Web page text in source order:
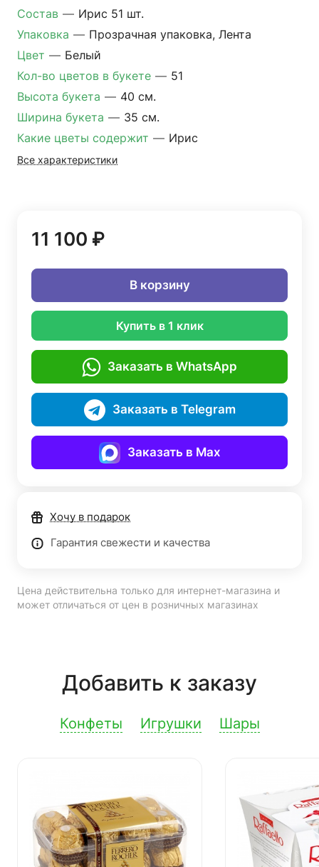
Состав — Ирис 51 шт.
Упаковка — Прозрачная упаковка, Лента
Цвет — Белый
Кол-во цветов в букете — 51
Высота букета — 40 см.
Ширина букета — 35 см.
Какие цветы содержит — Ирис
Все характеристики
11 100 ₽
В корзину
Купить в 1 клик
Заказать в WhatsApp
Заказать в Telegram
Заказать в Max
Хочу в подарок
Гарантия свежести и качества
Цена действительна только для интернет-магазина и
может отличаться от цен в розничных магазинах
Добавить к заказу
Конфеты Игрушки Шары